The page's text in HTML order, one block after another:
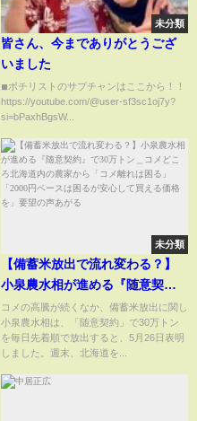
未分類
皆さん、今までありがとうござ
いました
◾︎ボチリストのサブチャンはここから！！
https://youtube.com/@user-sf3sc1oj7y?
si=bPaxhBgsW...
未分類
【備蓄米放出で流れ変わる？】
小泉農水相が進める『随意契
約』で30万トン＿コメどころ北
海道内の農家から「コメ離れは
困る」「2000円ベースは困るが
声あがる
コメの高騰が続くなか、備蓄米放出に関し
小泉農水相は、「随意契約」で30万トン
を毎日先着順で放出すると、5月26日表明
しました。週末、北海道を...